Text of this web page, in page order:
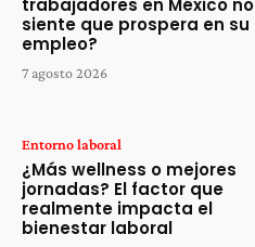
siente que prospera en su
empleo?
7 agosto 2026
Entorno laboral
¿Más wellness o mejores
jornadas? El factor que
realmente impacta el
bienestar laboral